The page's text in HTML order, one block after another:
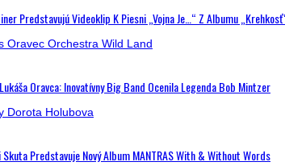
Predstavujú Videoklip K Piesni „Vojna Je…“ Z Albumu
Oravca: Inovatívny Big Band Ocenila Legenda Bob Mintzer
Predstavuje Nový Album MANTRAS With & Without Words